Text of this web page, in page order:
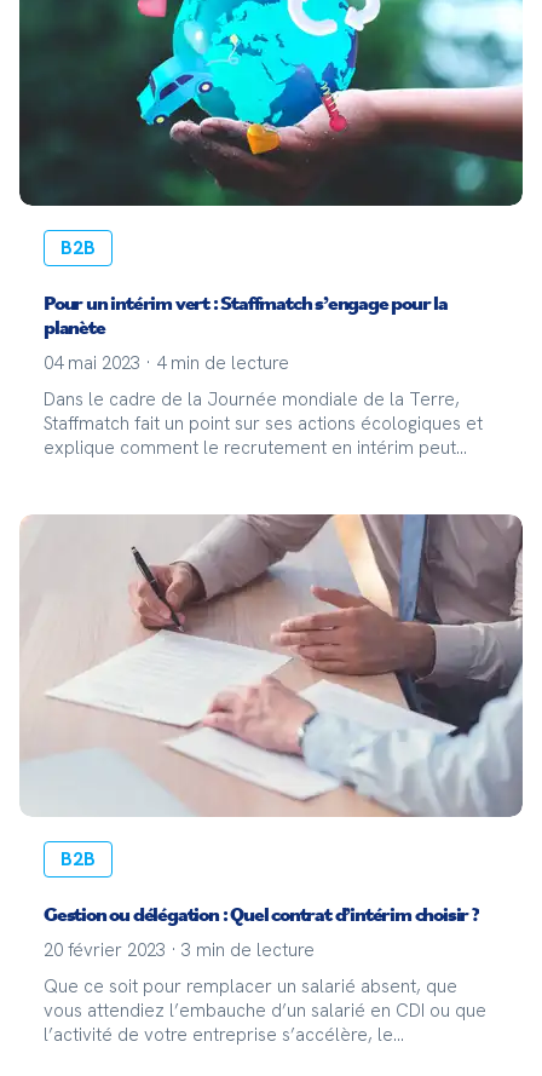
B2B
Pour un intérim vert : Staffmatch s’engage pour la
planète
04 mai 2023 · 4 min de lecture
Dans le cadre de la Journée mondiale de la Terre,
Staffmatch fait un point sur ses actions écologiques et
explique comment le recrutement en intérim peut
B2B
Gestion ou délégation : Quel contrat d’intérim choisir ?
20 février 2023 · 3 min de lecture
Que ce soit pour remplacer un salarié absent, que
vous attendiez l’embauche d’un salarié en CDI ou que
l’activité de votre entreprise s’accélère, le